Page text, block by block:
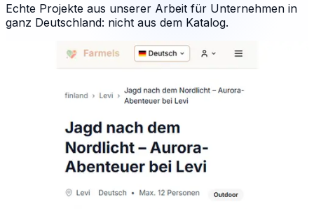
Echte Projekte aus unserer Arbeit für Unternehmen in
ganz Deutschland: nicht aus dem Katalog.